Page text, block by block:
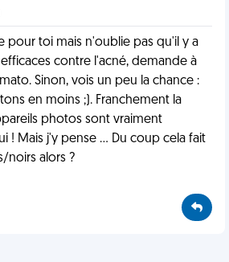
pour toi mais n'oublie pas qu'il y a
contre l'acné, demande à
Sinon, vois un peu la chance :
en moins ;). Franchement la
photos sont vraiment
! Mais j'y pense ... Du coup cela fait
noirs alors ?